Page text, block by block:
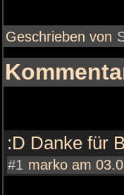
Geschrieben von
:D Danke für
#1 marko am